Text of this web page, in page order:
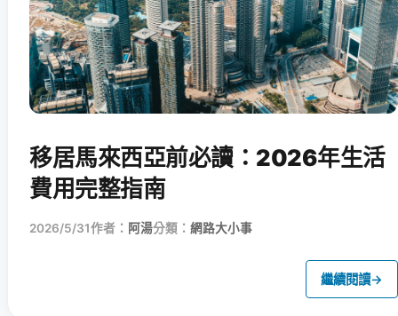
移居馬來西亞前必讀：2026年生活
費用完整指南
2026/5/31作者： 阿湯分類： 網路大小事
繼續閱讀→